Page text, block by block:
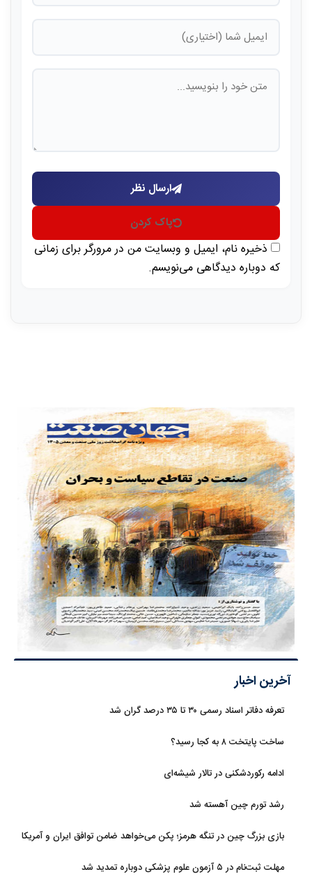
ارسال نظر
پاک کردن
ذخیره نام، ایمیل و وبسایت من در مرورگر برای زمانی
که دوباره دیدگاهی می‌نویسم.
آخرین اخبار
تعرفه دفاتر اسناد رسمی ۳۰ تا ۳۵ درصد گران شد
ساخت پایتخت ۸ به کجا رسید؟
ادامه رکوردشکنی در تالار شیشه‌ای
رشد تورم چین آهسته شد
بازی بزرگ چین در تنگه هرمز؛ پکن می‌خواهد ضامن توافق ایران و آمریکا
مهلت ثبت‌نام در ۵ آزمون علوم پزشکی دوباره تمدید شد